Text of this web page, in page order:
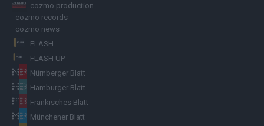
cozmo production
cozmo records
cozmo news
FLASH
FLASH UP
Nürnberger Blatt
Hamburger Blatt
Fränkisches Blatt
Münchener Blatt